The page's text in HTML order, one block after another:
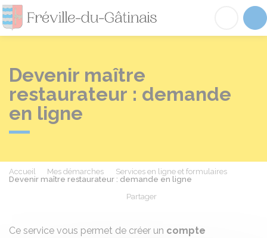
Fréville-du-
Devenir maître
restaurateur : demande
en ligne
Accueil Mes démarches
Services en ligne et formulaires
Devenir maître restaurateur : demande en ligne
Partager
Ce service vous permet de créer un compte